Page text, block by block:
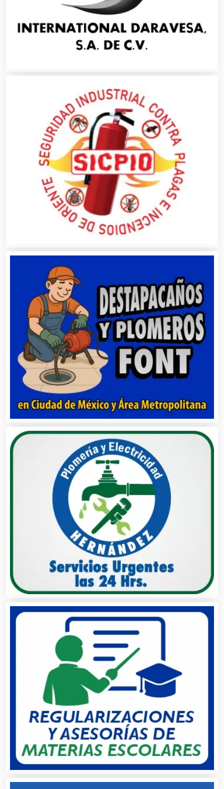
Balnearios
Bancos
Banquetes
Basculas
Bebidas
Belleza
Bordados y Estampados
Buceo
Cafeterías
Cajas de Ahorro
Cámaras de Comercio
Camiones para Fletes
Cancelería de Aluminio
Capacitación
Carnicerías
Carpinterías